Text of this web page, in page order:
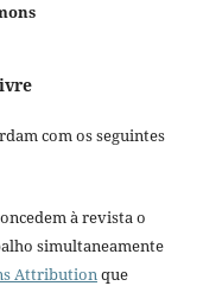
com os seguintes
à revista o
simultaneamente
Attribution que